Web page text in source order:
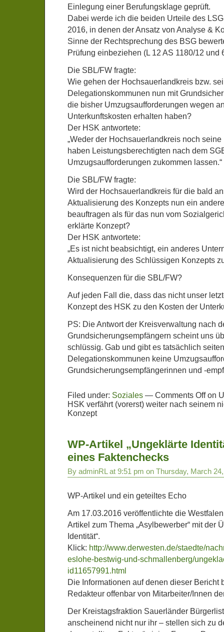
Einlegung einer Berufungsklage geprüft.
Dabei werde ich die beiden Urteile des
2016, in denen der Ansatz von Analyse &
Sinne der Rechtsprechung des BSG
Prüfung einbeziehen (L 12 AS 1180/12 und
Die SBL/FW fragte:
Wie gehen der Hochsauerlandkreis bzw.
Delegationskommunen nun mit
die bisher Umzugsaufforderungen wegen
Unterkunftskosten erhalten haben?
Der HSK antwortete:
„Weder der Hochsauerlandkreis noch
haben Leistungsberechtigten nach dem
Umzugsaufforderungen zukommen lassen.“
Die SBL/FW fragte:
Wird der Hochsauerlandkreis für die bald
Aktualisierung des Konzepts nun ein
beauftragen als für das nun vom
erklärte Konzept?
Der HSK antwortete:
„Es ist nicht beabsichtigt, ein anderes
Aktualisierung des Schlüssigen Konzepts
Konsequenzen für die SBL/FW?
Auf jeden Fall die, dass das nicht unser
Konzept des HSK zu den Kosten der
PS: Die Antwort der Kreisverwaltung nach
Grundsicherungsempfängern scheint uns
schlüssig. Gab und gibt es tatsächlich
Delegationskommunen keine
Grundsicherungsempfängerinnen und -
Filed under: Soziales — Comments Offon
HSK verfährt (vorerst) weiter nach seinem
Konzept
WP-Artikel „Ungeklärte
eines Faktenchecks
By adminRL at 9:51 pm on Thursday, March
WP-Artikel und ein geteiltes Echo
Am 17.03.2016 veröffentlichte die
Artikel zum Thema „Asylbewerber“ mit der
Identität“.
Klick: http://www.derwesten.de/staedte/
eslohe-bestwig-und-schmallenberg/
id11657991.html
Die Informationen auf denen dieser Bericht
Redakteur offenbar von Mitarbeiter/Innen
Der Kreistagsfraktion Sauerländer
anscheinend nicht nur ihr – stellen sich zu